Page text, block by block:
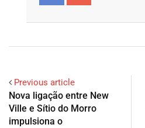
Previous article
Nova ligação entre New
Ville e Sítio do Morro
impulsiona o